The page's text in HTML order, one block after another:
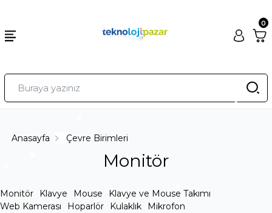
0
Monitör
Anasayfa Çevre Birimleri
Monitör Klavye Mouse
Klavye ve Mouse Takımı
Web Kamerası
Hoparlör Kulaklık
Mikrofon